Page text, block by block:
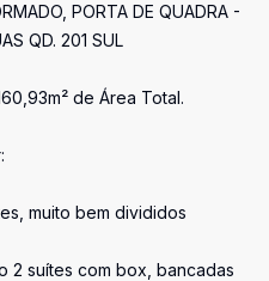
PORTA DE QUADRA -
QD. 201 SUL
de Área Total.
muito bem divididos
2 suítes com box, bancadas